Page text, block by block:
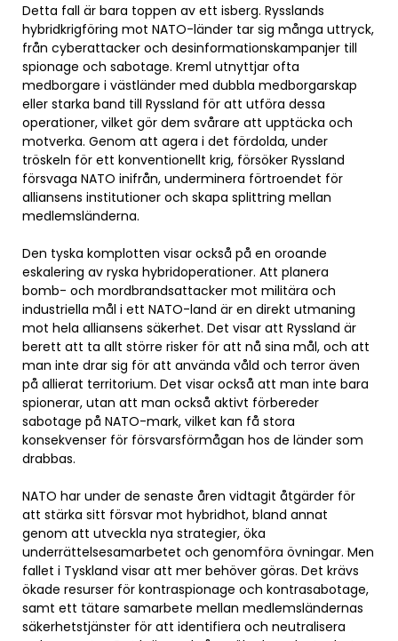
Detta fall är bara toppen av ett isberg. Rysslands
hybridkrigföring mot NATO-länder tar sig många uttryck,
från cyberattacker och desinformationskampanjer till
spionage och sabotage. Kreml utnyttjar ofta
medborgare i västländer med dubbla medborgarskap
eller starka band till Ryssland för att utföra dessa
operationer, vilket gör dem svårare att upptäcka och
motverka. Genom att agera i det fördolda, under
tröskeln för ett konventionellt krig, försöker Ryssland
försvaga NATO inifrån, underminera förtroendet för
alliansens institutioner och skapa splittring mellan
medlemsländerna.
Den tyska komplotten visar också på en oroande
eskalering av ryska hybridoperationer. Att planera
bomb- och mordbrandsattacker mot militära och
industriella mål i ett NATO-land är en direkt utmaning
mot hela alliansens säkerhet. Det visar att Ryssland är
berett att ta allt större risker för att nå sina mål, och att
man inte drar sig för att använda våld och terror även
på allierat territorium. Det visar också att man inte bara
spionerar, utan att man också aktivt förbereder
sabotage på NATO-mark, vilket kan få stora
konsekvenser för försvarsförmågan hos de länder som
drabbas.
NATO har under de senaste åren vidtagit åtgärder för
att stärka sitt försvar mot hybridhot, bland annat
genom att utveckla nya strategier, öka
underrättelsesamarbetet och genomföra övningar. Men
fallet i Tyskland visar att mer behöver göras. Det krävs
ökade resurser för kontraspionage och kontrasabotage,
samt ett tätare samarbete mellan medlemsländernas
säkerhetstjänster för att identifiera och neutralisera